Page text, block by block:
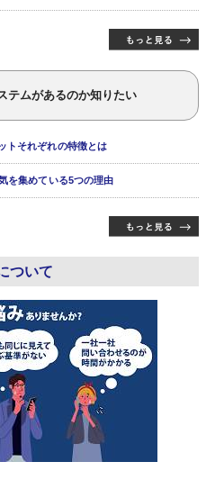
テムがあるのか知りたい
トそれぞれの特徴とは
を集めている5つの理由
ついて